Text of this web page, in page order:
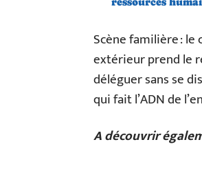
Scène familière : le
extérieur prend le
déléguer sans se
qui fait l’ADN de
A découvrir